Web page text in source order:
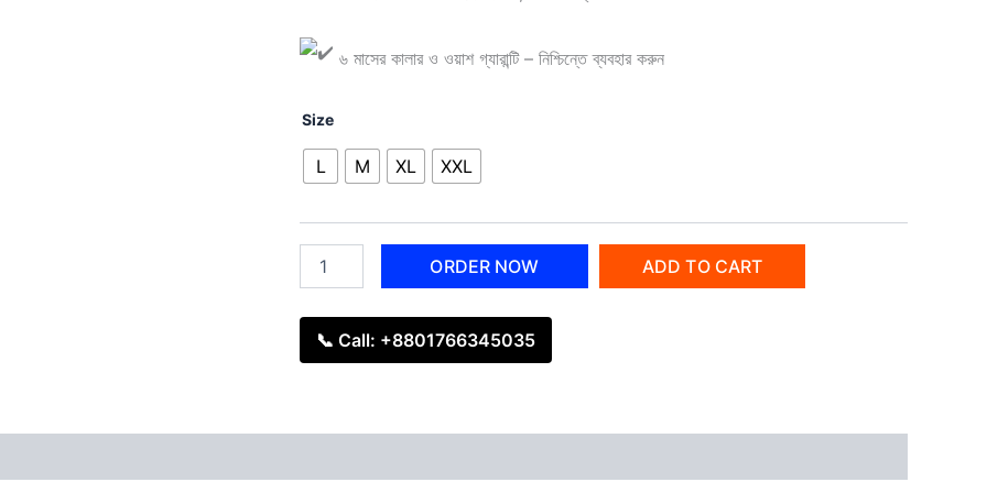
৬ মাসের কালার ও ওয়াশ গ্যারান্টি – নিশ্চিন্তে ব্যবহার করুন
Size
L M XL XXL
ORDER NOW ADD TO CART
📞 Call: +8801766345035